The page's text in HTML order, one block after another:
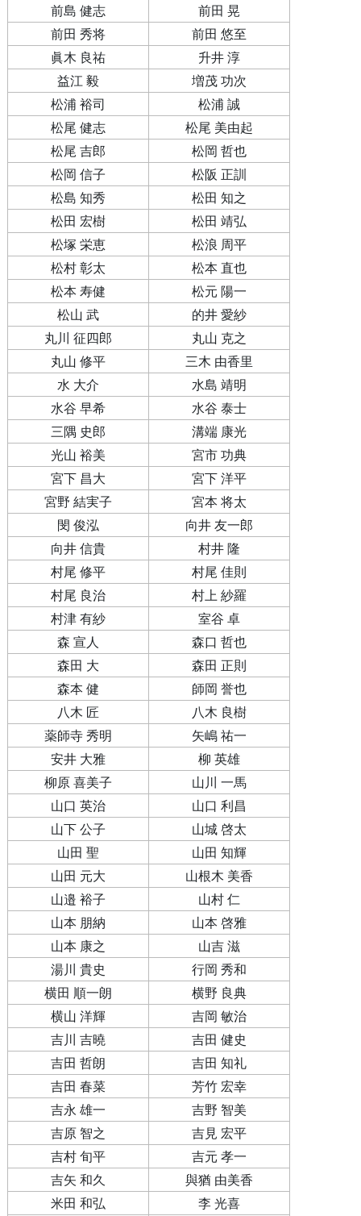
前島 健志
前田 晃
前田 秀将
前田 悠至
眞木 良祐
升井 淳
益江 毅
増茂 功次
松浦 裕司
松浦 誠
松尾 健志
松尾 美由起
松尾 吉郎
松岡 哲也
松岡 信子
松阪 正訓
松島 知秀
松田 知之
松田 宏樹
松田 靖弘
松塚 栄恵
松浪 周平
松村 彰太
松本 直也
松本 寿健
松元 陽一
松山 武
的井 愛紗
丸川 征四郎
丸山 克之
丸山 修平
三木 由香里
水 大介
水島 靖明
水谷 早希
水谷 泰士
三隅 史郎
溝端 康光
光山 裕美
宮市 功典
宮下 昌大
宮下 洋平
宮野 結実子
宮本 将太
閔 俊泓
向井 友一郎
向井 信貴
村井 隆
村尾 修平
村尾 佳則
村尾 良治
村上 紗羅
村津 有紗
室谷 卓
森 宣人
森口 哲也
森田 大
森田 正則
森本 健
師岡 誉也
八木 匠
八木 良樹
薬師寺 秀明
矢嶋 祐一
安井 大雅
柳 英雄
柳原 喜美子
山川 一馬
山口 英治
山口 利昌
山下 公子
山城 啓太
山田 聖
山田 知輝
山田 元大
山根木 美香
山邉 裕子
山村 仁
山本 朋納
山本 啓雅
山本 康之
山吉 滋
湯川 貴史
行岡 秀和
横田 順一朗
横野 良典
横山 洋輝
吉岡 敏治
吉川 吉曉
吉田 健史
吉田 哲朗
吉田 知礼
吉田 春菜
芳竹 宏幸
吉永 雄一
吉野 智美
吉原 智之
吉見 宏平
吉村 旬平
吉元 孝一
吉矢 和久
與猶 由美香
米田 和弘
李 光喜